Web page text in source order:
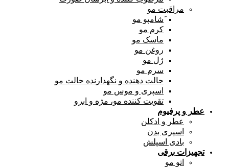
مراقبت مو
َشامپو مو
کرم مو
ماسک مو
روغن مو
ژل مو
سرم مو
حالت دهنده و نگهدارنده حالت مو
اسپری و موس مو
تقویت کننده مو، مژه و ابرو
عطر و پرفیوم
عطر و ادکلن
اسپری بدن
بادی اسپلش
تجهیزات برقی
اتو مو